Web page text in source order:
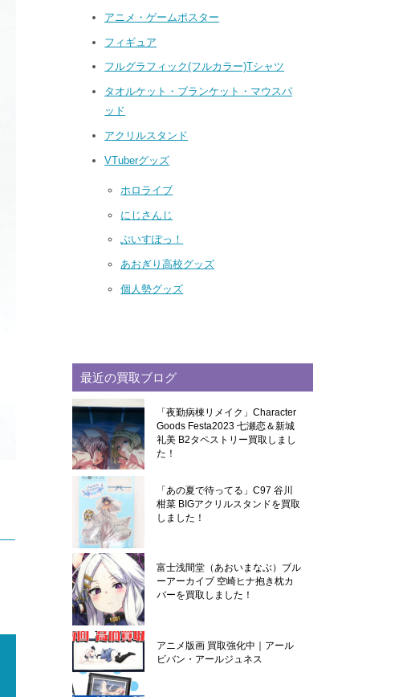
アニメ・ゲームポスター
フィギュア
フルグラフィック(フルカラー)Tシャツ
タオルケット・ブランケット・マウスパ
ッド
アクリルスタンド
VTuberグッズ
ホロライブ
にじさんじ
ぶいすぽっ！
あおぎり高校グッズ
個人勢グッズ
最近の買取ブログ
「夜勤病棟リメイク」Character
Goods Festa2023 七瀬恋＆新城
礼美 B2タペストリー買取しまし
た！
「あの夏で待ってる」C97 谷川
柑菜 BIGアクリルスタンドを買取
しました！
富士浅間堂（あおいまなぶ）ブル
ーアーカイブ 空崎ヒナ抱き枕カ
バーを買取しました！
アニメ版画 買取強化中｜アール
ビバン・アールジュネス